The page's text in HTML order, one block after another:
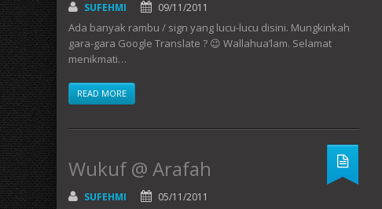
SUFEHMI 09/11/2011
Ada banyak rambu / sign yang lucu-lucu disini. Mungkinkah
gara-gara Google Translate ? 😉 Wallahua’lam. Selamat
menikmati…
READ MORE
Wukuf @ Arafah
SUFEHMI 05/11/2011